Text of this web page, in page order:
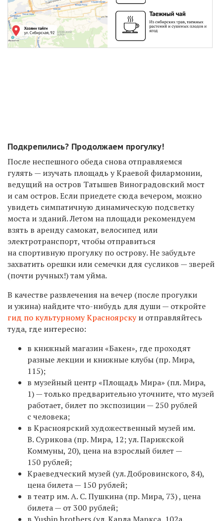
Подкрепились? Продолжаем прогулку!
После неспешного обеда снова отправляемся
гулять — изучать площадь у Краевой филармонии,
ведущий на остров Татышев Виноградовский мост
и сам остров. Если приедете сюда вечером, можно
увидеть симпатичную динамическую подсветку
моста и зданий.Летом на площади рекомендуем
взять в аренду самокат, велосипед или
электротранспорт, чтобы отправиться
на спортивную прогулку по острову. Не забудьте
захватить орешки или семечки для сусликов — зверей
(почти ручных!) там уйма.
В качестве развлечения на вечер (после прогулки
и ужина) найдите что-нибудь для души — откройте
гид по культурному Красноярску и отправляйтесь
туда, где интересно:
в книжный магазин «Бакен», где проходят
разные лекции и книжные клубы (пр. Мира,
115);
в музейный центр «Площадь Мира» (пл. Мира,
1) — только предварительно уточните, что музей
работает, билет по экспозиции — 250 рублей
с человека;
в Красноярский художественный музей им.
В. Сурикова (пр. Мира, 12; ул. Парижской
Коммуны, 20), цена на взрослый билет —
150 рублей;
Краеведческий музей (ул. Добровинского, 84),
цена билета — 150 рублей;
в театр им. А. С. Пушкина (пр. Мира, 73) , цена
билета — от 300 рублей;